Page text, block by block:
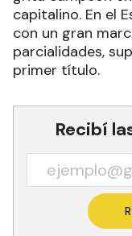
capitalino. En el
con un gran
parcialidades,
primer título.
Recibí